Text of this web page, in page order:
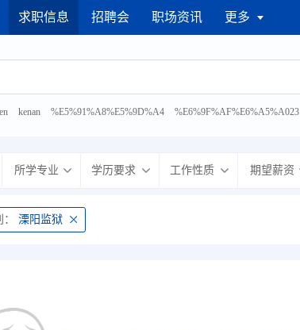
· 2026年8月7日 综合性人才招聘会
求职信息 招聘会 职场资讯 更多
kenan %E5%91%A8%E5%9D%A4 %E6%9F%AF%E6%A5%A023
所学专业 学历要求 工作性质 期望薪资
溧阳监狱